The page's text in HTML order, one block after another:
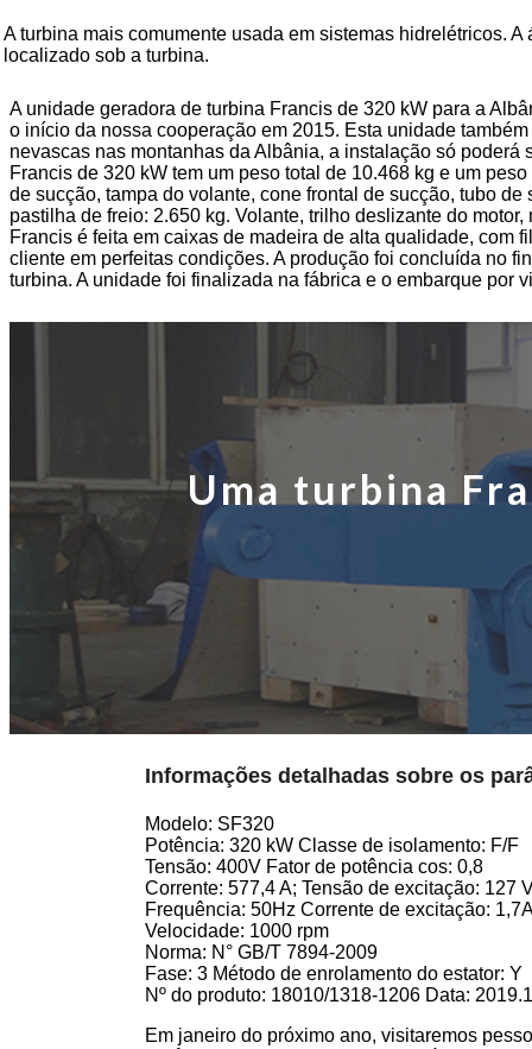
Solução de mini-hidrelétrica com turbina Micro Turgo de 20
Preço do gerador de turbina Kaplan da usina hidrelétrica
Gerador de turbina hidráulica Francis de 320 kW com...
Gerador de turbina Pelton hidrelétrica de 1200 kW
A turbina mais comumente usada em sistemas hidrelétricos.
localizado sob a turbina.
A unidade geradora de turbina Francis de 320 kW para a
o início da nossa cooperação em 2015. Esta unidade
nevascas nas montanhas da Albânia, a instalação só
Francis de 320 kW tem um peso total de 10.468 kg e um
de sucção, tampa do volante, cone frontal de sucção, tubo
pastilha de freio: 2.650 kg. Volante, trilho deslizante do
Francis é feita em caixas de madeira de alta qualidade, com
cliente em perfeitas condições. A produção foi concluída no
turbina. A unidade foi finalizada na fábrica e o embarque por
Uma turbina
Informações detalhadas sobre os
Modelo: SF320
Potência: 320 kW Classe de isolamento: F/F
Tensão: 400V Fator de potência cos: 0,8
Corrente: 577,4 A; Tensão de excitação: 127
Frequência: 50Hz Corrente de excitação:
Velocidade: 1000 rpm
Norma: N° GB/T 7894-2009
Fase: 3 Método de enrolamento do estator: Y
Nº do produto: 18010/1318-1206 Data:
Em janeiro do próximo ano, visitaremos